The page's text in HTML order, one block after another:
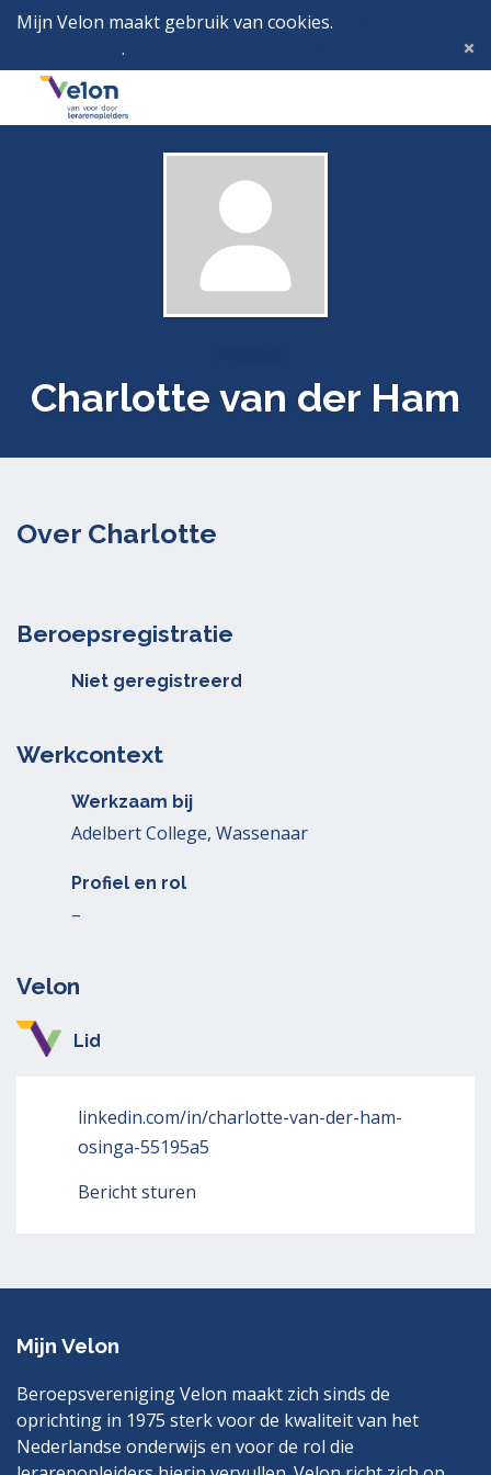
Mijn Velon maakt gebruik van cookies.
.
Menu
Charlotte van der Ham
Over Charlotte
Beroepsregistratie
Niet geregistreerd
Werkcontext
Werkzaam bij
Adelbert College, Wassenaar
Profiel en rol
–
Velon
Lid
linkedin.com/in/charlotte-van-der-ham-
osinga-55195a5
Bericht sturen
Mijn Velon
Beroepsvereniging Velon maakt zich sinds de
oprichting in 1975 sterk voor de kwaliteit van het
Nederlandse onderwijs en voor de rol die